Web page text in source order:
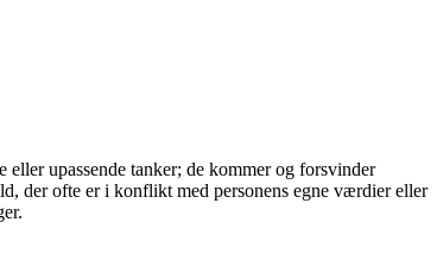
eller upassende tanker; de kommer og forsvinder
der ofte er i konflikt med personens egne værdier eller